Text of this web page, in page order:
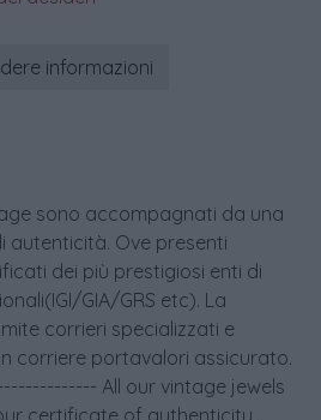
informazioni
sono accompagnati da una
autenticità. Ove presenti
dei più prestigiosi enti di
GIA/GRS etc). La
corrieri specializzati e
corriere portavalori assicurato.
All our vintage jewels
certificate of authenticity.